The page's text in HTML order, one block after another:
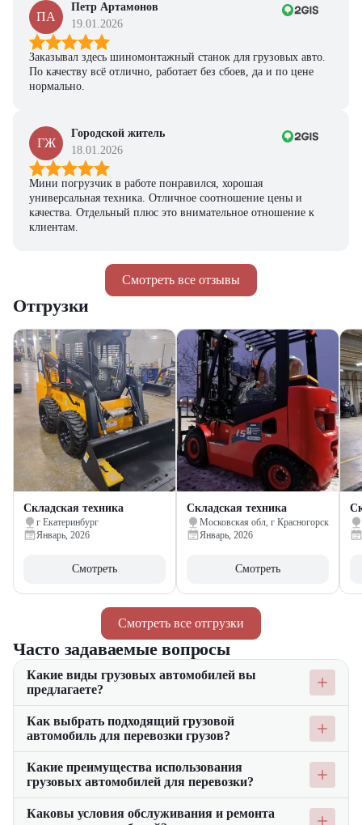
Смотреть все отзывы
ПА
Петр Артамонов
19.01.2026
Заказывал здесь шиномонтажный станок для грузовых авто.
По качеству всё отлично, работает без сбоев, да и по цене
нормально.
ГЖ
Городской житель
18.01.2026
Мини погрузчик в работе понравился, хорошая
универсальная техника. Отличное соотношение цены и
качества. Отдельный плюс это внимательное отношение к
клиентам.
Смотреть все отгрузки
Отгрузки
Складская техника
г Екатеринбург
Январь, 2026
Смотреть
Складская техника
Московская обл, г Красногорск
Январь, 2026
Смотреть
Часто задаваемые вопросы
Какие виды грузовых автомобилей вы
предлагаете?
включая фургоны, тягачи и самосвалы. Каждый тип
автомобилей подходит для определенных видов грузов и
условий перевозки. Например, фургоны идеально подходят
для перевозки мелких и средних грузов в городской черте, а
тягачи и самосвалы — для тяжелых грузов на большие
расстояния.
Как выбрать подходящий грузовой
автомобиль для перевозки грузов?
перевозимых грузов, их вес и объем, а также условия
эксплуатации. Например, для перевозки тяжелых и объемных
грузов лучше подойдут самосвалы и тягачи, в то время как
для перевозки товаров в городе удобнее использовать
Какие преимущества использования
грузовых автомобилей для перевозки?
гибкость в организации перевозок. Они позволяют
Каковы условия обслуживания и ремонта